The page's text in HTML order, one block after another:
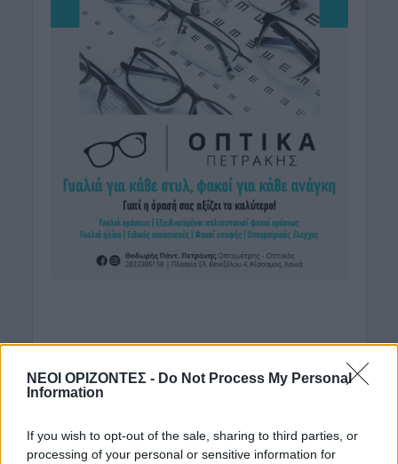
ΝΕΟΙ ΟΡΙΖΟΝΤΕΣ - Do Not Process My Personal
Information
If you wish to opt-out of the sale, sharing to third parties, or
processing of your personal or sensitive information for